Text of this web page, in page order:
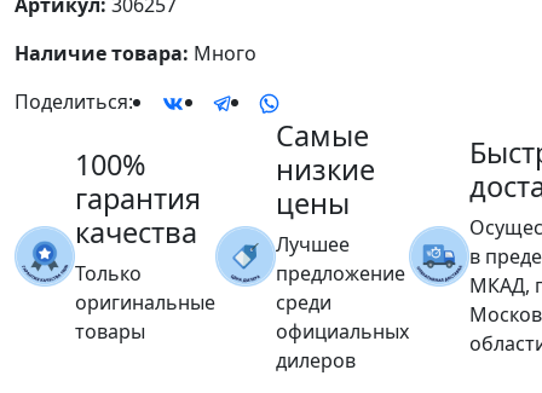
Наличие товара: Много
Поделиться:
100%
гарантия
качества
Только
оригинальные
товары
Самые
низкие
цены
Лучшее
предложение
среди
официальных
дилеров
в
МКАД,